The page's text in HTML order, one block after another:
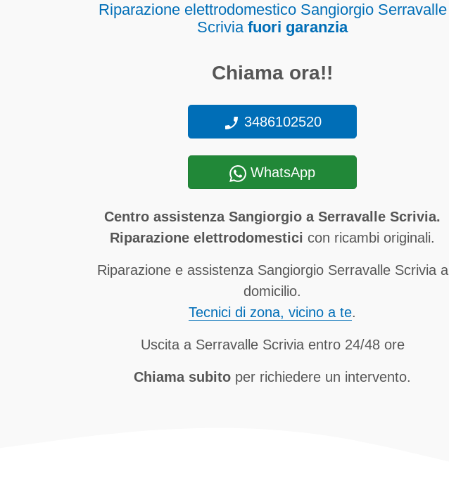
Riparazione elettrodomestico Sangiorgio Serravalle
Scrivia fuori garanzia
Chiama ora!!
3486102520
WhatsApp
Centro assistenza Sangiorgio a Serravalle Scrivia.
Riparazione elettrodomestici con ricambi originali.
Riparazione e assistenza Sangiorgio Serravalle Scrivia a
domicilio.
Tecnici di zona, vicino a te.
Uscita a Serravalle Scrivia entro 24/48 ore
Chiama subito per richiedere un intervento.